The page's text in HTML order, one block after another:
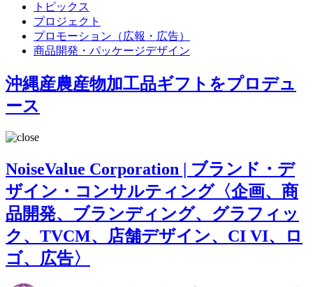
トピックス
プロジェクト
プロモーション（広報・広告）
商品開発・パッケージデザイン
沖縄産農産物加工品ギフトをプロデュ
ース
NoiseValue Corporation | ブランド・デ
ザイン・コンサルティング〈企画、商
品開発、ブランディング、グラフィッ
ク、TVCM、店舗デザイン、CI VI、ロ
ゴ、広告〉